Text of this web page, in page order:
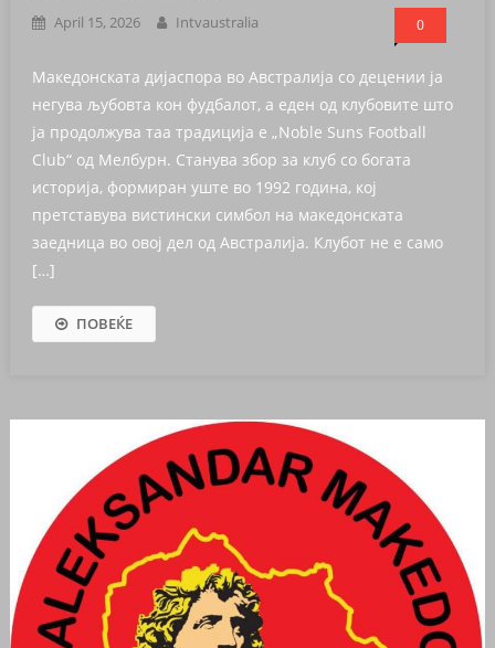
April 15, 2026 Intvaustralia 0
Македонската дијаспора во Австралија со децении ја
негува љубовта кон фудбалот, а еден од клубовите што
ја продолжува таа традиција е „Noble Suns Football
Club“ од Мелбурн. Станува збор за клуб со богата
историја, формиран уште во 1992 година, кој
претставува вистински симбол на македонската
заедница во овој дел од Австралија. Клубот не е само
[…]
ПОВЕЌЕ